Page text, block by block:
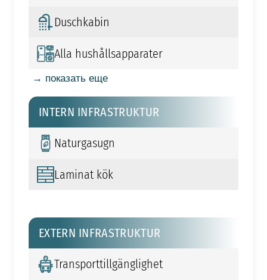
Duschkabin
Alla hushållsapparater
→ показать еще
INTERN INFRASTRUKTUR
Naturgasugn
Laminat kök
EXTERN INFRASTRUKTUR
Transporttillgänglighet